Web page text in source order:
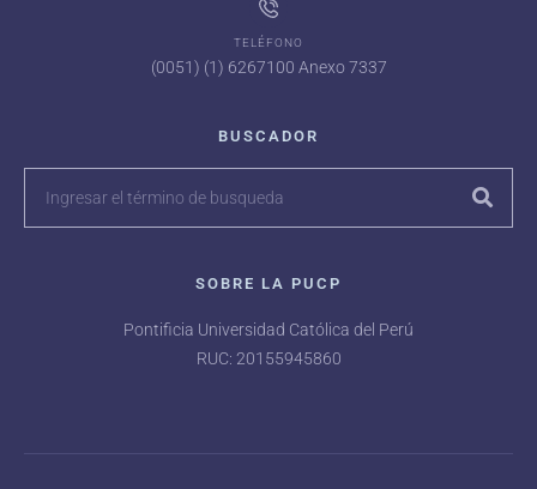
TELÉFONO
(0051) (1) 6267100 Anexo 7337
BUSCADOR
SOBRE LA PUCP
Pontificia Universidad Católica del Perú
RUC: 20155945860